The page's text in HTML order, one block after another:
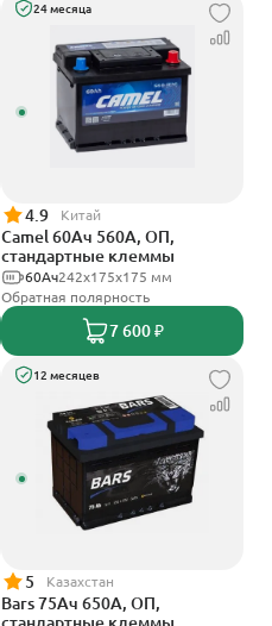
24 месяца
4.9 Китай
Camel 60Ач 560А, ОП,
стандартные клеммы
242х175х175 мм
60Ач
Обратная полярность
7 600 ₽
12 месяцев
5 Казахстан
Bars 75Ач 650А, ОП,